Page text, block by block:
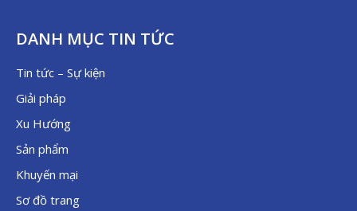
DANH MỤC TIN TỨC
Tin tức – Sự kiện
Giải pháp
Xu Hướng
Sản phẩm
Khuyến mại
Sơ đồ trang